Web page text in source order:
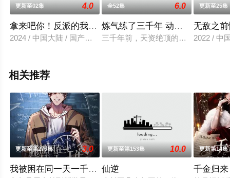
更新至02集 4.0
拿来吧你！反派的我抢遍诸天万界
2024 / 中国大陆 / 国产动漫
全52集 6.0
炼气练了三千年 动态漫画 第2季
三千年前，天资绝顶的白秋然被青冥
更新至25集
无敌之
2022 / 中
相关推荐
更新至第276集 3.0
我被困在同一天一千年动态漫
更新至第153集 10.0
仙逆
更新第14集
千金归